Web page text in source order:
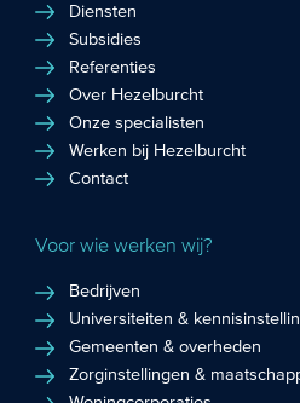
Diensten
Subsidies
Referenties
Over Hezelburcht
Onze specialisten
Werken bij Hezelburcht
Contact
Voor wie werken wij?
Bedrijven
Universiteiten &
Gemeenten & overheden
Zorginstellingen &